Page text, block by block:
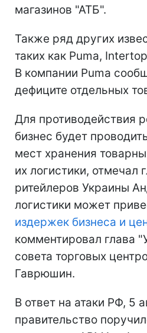
магазинов "АТБ".
Также ряд других
таких как Puma,
В компании Puma
дефиците отдельных
Для противодействия
бизнес будет
мест хранения
их логистики, отмечал
ритейлеров Украины
логистики может
издержек бизнеса и
комментировал глава
совета торговых
Гаврюшин.
В ответ на атаки РФ, 5
правительство